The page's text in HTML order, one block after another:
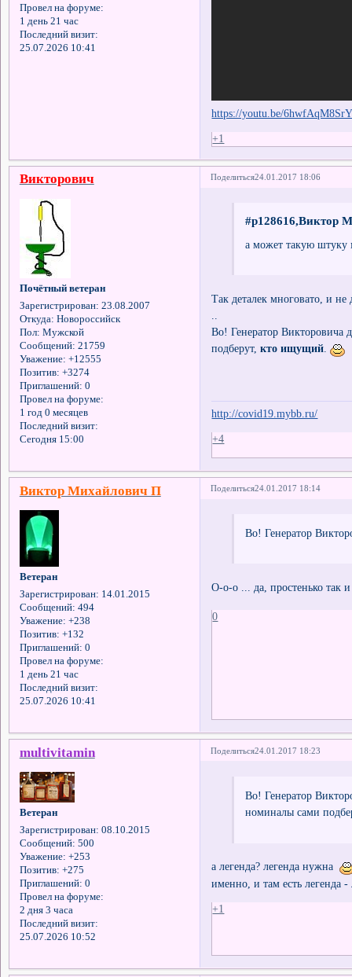
Провел на форуме:
1 день 21 час
Последний визит:
25.07.2026 10:41
https://youtu.be/6hwfAqM8SrY
+1
Поделиться24.01.2017 18:06
Викторович
Почётный ветеран
Зарегистрирован: 23.08.2007
Откуда: Новороссийск
Пол: Мужской
Сообщений: 21759
Уважение: +12555
Позитив: +3274
Приглашений: 0
Провел на форуме:
1 год 0 месяцев
Последний визит:
Сегодня 15:00
#p128616,Виктор
а может такую штуку
Так деталек многовато, и
Во! Генератор
подберут,кто ищущий .
http://covid19.mybb.ru/
+4
Поделиться24.01.2017 18:14
Виктор Михайлович П
Ветеран
Зарегистрирован: 14.01.2015
Сообщений: 494
Уважение: +238
Позитив: +132
Приглашений: 0
Провел на форуме:
1 день 21 час
Последний визит:
25.07.2026 10:41
Во! Генератор
О-о-о ... да, простенько так
0
Поделиться24.01.2017 18:23
multivitamin
Ветеран
Зарегистрирован: 08.10.2015
Сообщений: 500
Уважение: +253
Позитив: +275
Приглашений: 0
Провел на форуме:
2 дня 3 часа
Последний визит:
25.07.2026 10:52
Во! Генератор
номиналы сами
а легенда? легенда нужна
именно, и там есть легенда -
+1